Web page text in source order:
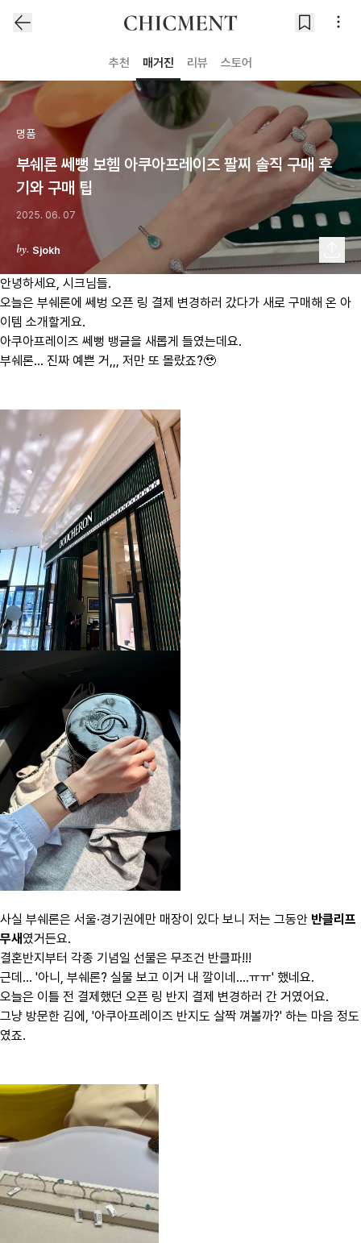
추천 매거진 리뷰 스토어
명품
부쉐론 쎄뻥 보헴 아쿠아프레이즈 팔찌 솔직 구매 후
기와 구매 팁
2025. 06. 07
Sjokh
안녕하세요, 시크님들.
오늘은 부쉐론에 쎄벙 오픈 링 결제 변경하러 갔다가 새로 구매해 온 아
이템 소개할게요.
아쿠아프레이즈 쎄뻥 뱅글을 새롭게 들였는데요.
부쉐론… 진짜 예쁜 거,,, 저만 또 몰랐죠?🥹
사실 부쉐론은 서울·경기권에만 매장이 있다 보니 저는 그동안 반클리프
무새였거든요.
결혼반지부터 각종 기념일 선물은 무조건 반클파!!!
근데… '아니, 부쉐론? 실물 보고 이거 내 깔이네....ㅠㅠ' 했네요.
오늘은 이틀 전 결제했던 오픈 링 반지 결제 변경하러 간 거였어요.
그냥 방문한 김에, '아쿠아프레이즈 반지도 살짝 껴볼까?' 하는 마음 정도
였죠.